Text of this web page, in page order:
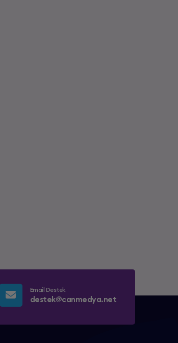
Email Destek
destek@canmedya.net